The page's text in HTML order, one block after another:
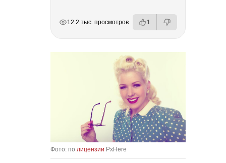
12.2 тыс. просмотров 1
Фото: по лицензии PxHere